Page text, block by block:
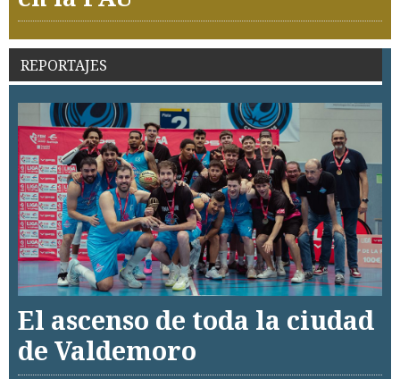
REPORTAJES
El ascenso de toda la ciudad
de Valdemoro